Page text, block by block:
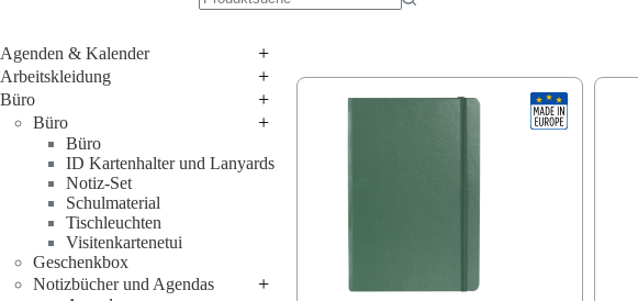
Agenden & Kalender
+
Arbeitskleidung +
Büro +
Büro +
Büro
ID Kartenhalter und Lanyards
Notiz-Set
Schulmaterial
Tischleuchten
Visitenkartenetui
Geschenkbox
Notizbücher und Agendas
+